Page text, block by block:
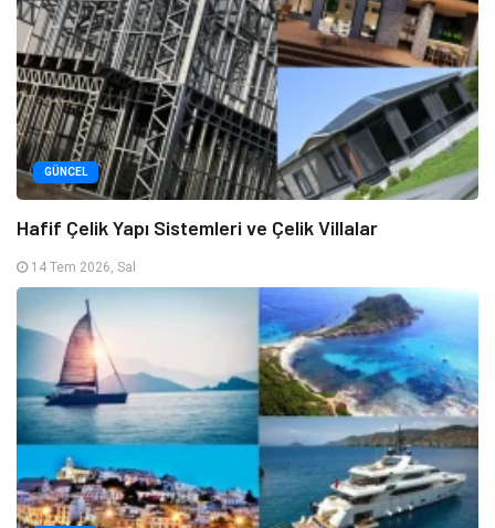
GÜNCEL
Hafif Çelik Yapı Sistemleri ve Çelik Villalar
14 Tem 2026, Sal